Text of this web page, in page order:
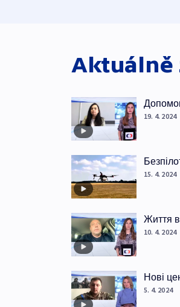
19. 4. 2024
15. 4. 2024
Життя в
10. 4. 2024
Нові
5. 4. 2024